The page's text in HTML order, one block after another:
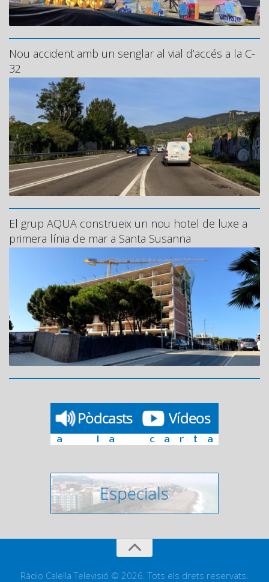
Nou accident amb un senglar al vial d’accés a la C-
32
El grup AQUA construeix un nou hotel de luxe a
primera línia de mar a Santa Susanna
Ràdio Calella Televisió © 2026. Tots els drets reservats.